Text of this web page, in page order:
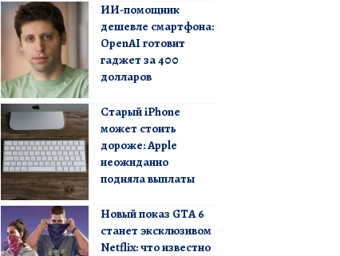
ИИ-помощник
дешевле смартфона:
OpenAI готовит
гаджет за 400
долларов
Старый iPhone
может стоить
дороже: Apple
неожиданно
подняла выплаты
Новый показ GTA 6
станет эксклюзивом
Netflix: что известно